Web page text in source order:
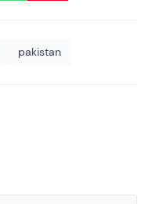
pakistan